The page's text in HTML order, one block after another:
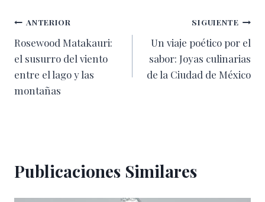
Navegación
de
entradas
ANTERIOR
Rosewood Matakauri:
el susurro del viento
entre el lago y las
montañas
SIGUIENTE
Un viaje poético por el
sabor: Joyas culinarias
de la Ciudad de México
Publicaciones Similares